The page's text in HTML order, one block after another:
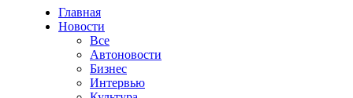
Главная
Новости
Все
Автоновости
Бизнес
Интервью